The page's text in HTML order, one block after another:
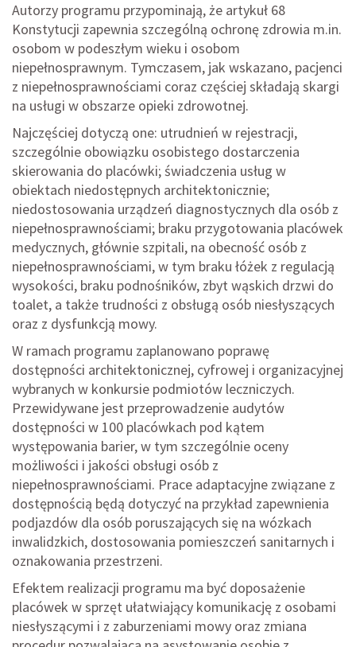
Autorzy programu przypominają, że artykuł 68
Konstytucji zapewnia szczególną ochronę zdrowia m.in.
osobom w podeszłym wieku i osobom
niepełnosprawnym. Tymczasem, jak wskazano, pacjenci
z niepełnosprawnościami coraz częściej składają skargi
na usługi w obszarze opieki zdrowotnej.
Najczęściej dotyczą one: utrudnień w rejestracji,
szczególnie obowiązku osobistego dostarczenia
skierowania do placówki; świadczenia usług w
obiektach niedostępnych architektonicznie;
niedostosowania urządzeń diagnostycznych dla osób z
niepełnosprawnościami; braku przygotowania placówek
medycznych, głównie szpitali, na obecność osób z
niepełnosprawnościami, w tym braku łóżek z regulacją
wysokości, braku podnośników, zbyt wąskich drzwi do
toalet, a także trudności z obsługą osób niesłyszących
oraz z dysfunkcją mowy.
W ramach programu zaplanowano poprawę
dostępności architektonicznej, cyfrowej i organizacyjnej
wybranych w konkursie podmiotów leczniczych.
Przewidywane jest przeprowadzenie audytów
dostępności w 100 placówkach pod kątem
występowania barier, w tym szczególnie oceny
możliwości i jakości obsługi osób z
niepełnosprawnościami. Prace adaptacyjne związane z
dostępnością będą dotyczyć na przykład zapewnienia
podjazdów dla osób poruszających się na wózkach
inwalidzkich, dostosowania pomieszczeń sanitarnych i
oznakowania przestrzeni.
Efektem realizacji programu ma być doposażenie
placówek w sprzęt ułatwiający komunikację z osobami
niesłyszącymi i z zaburzeniami mowy oraz zmiana